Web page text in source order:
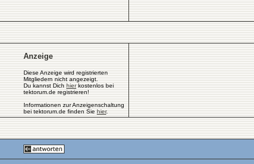
Anzeige
Diese Anzeige wird registrierten
Mitgliedern nicht angezeigt.
Du kannst Dich hierkostenlos bei
tektorum.de registrieren!
Informationen zur Anzeigenschaltung
bei tektorum.de finden Sie hier.